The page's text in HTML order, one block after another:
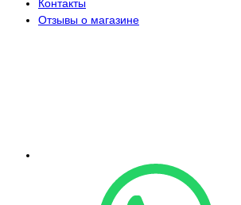
Контакты
Отзывы о магазине